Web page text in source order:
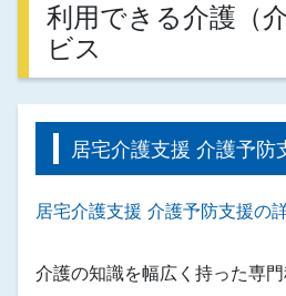
利用できる介護（
ビス
居宅介護支援 介護予防
居宅介護支援 介護予防支援の
介護の知識を幅広く持った専